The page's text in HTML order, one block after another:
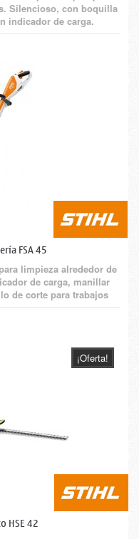
Silencioso, con boquilla
indicador de carga.
FSA 45
limpieza alrededor de
de carga, manillar
de corte para trabajos
¡Oferta!
HSE 42